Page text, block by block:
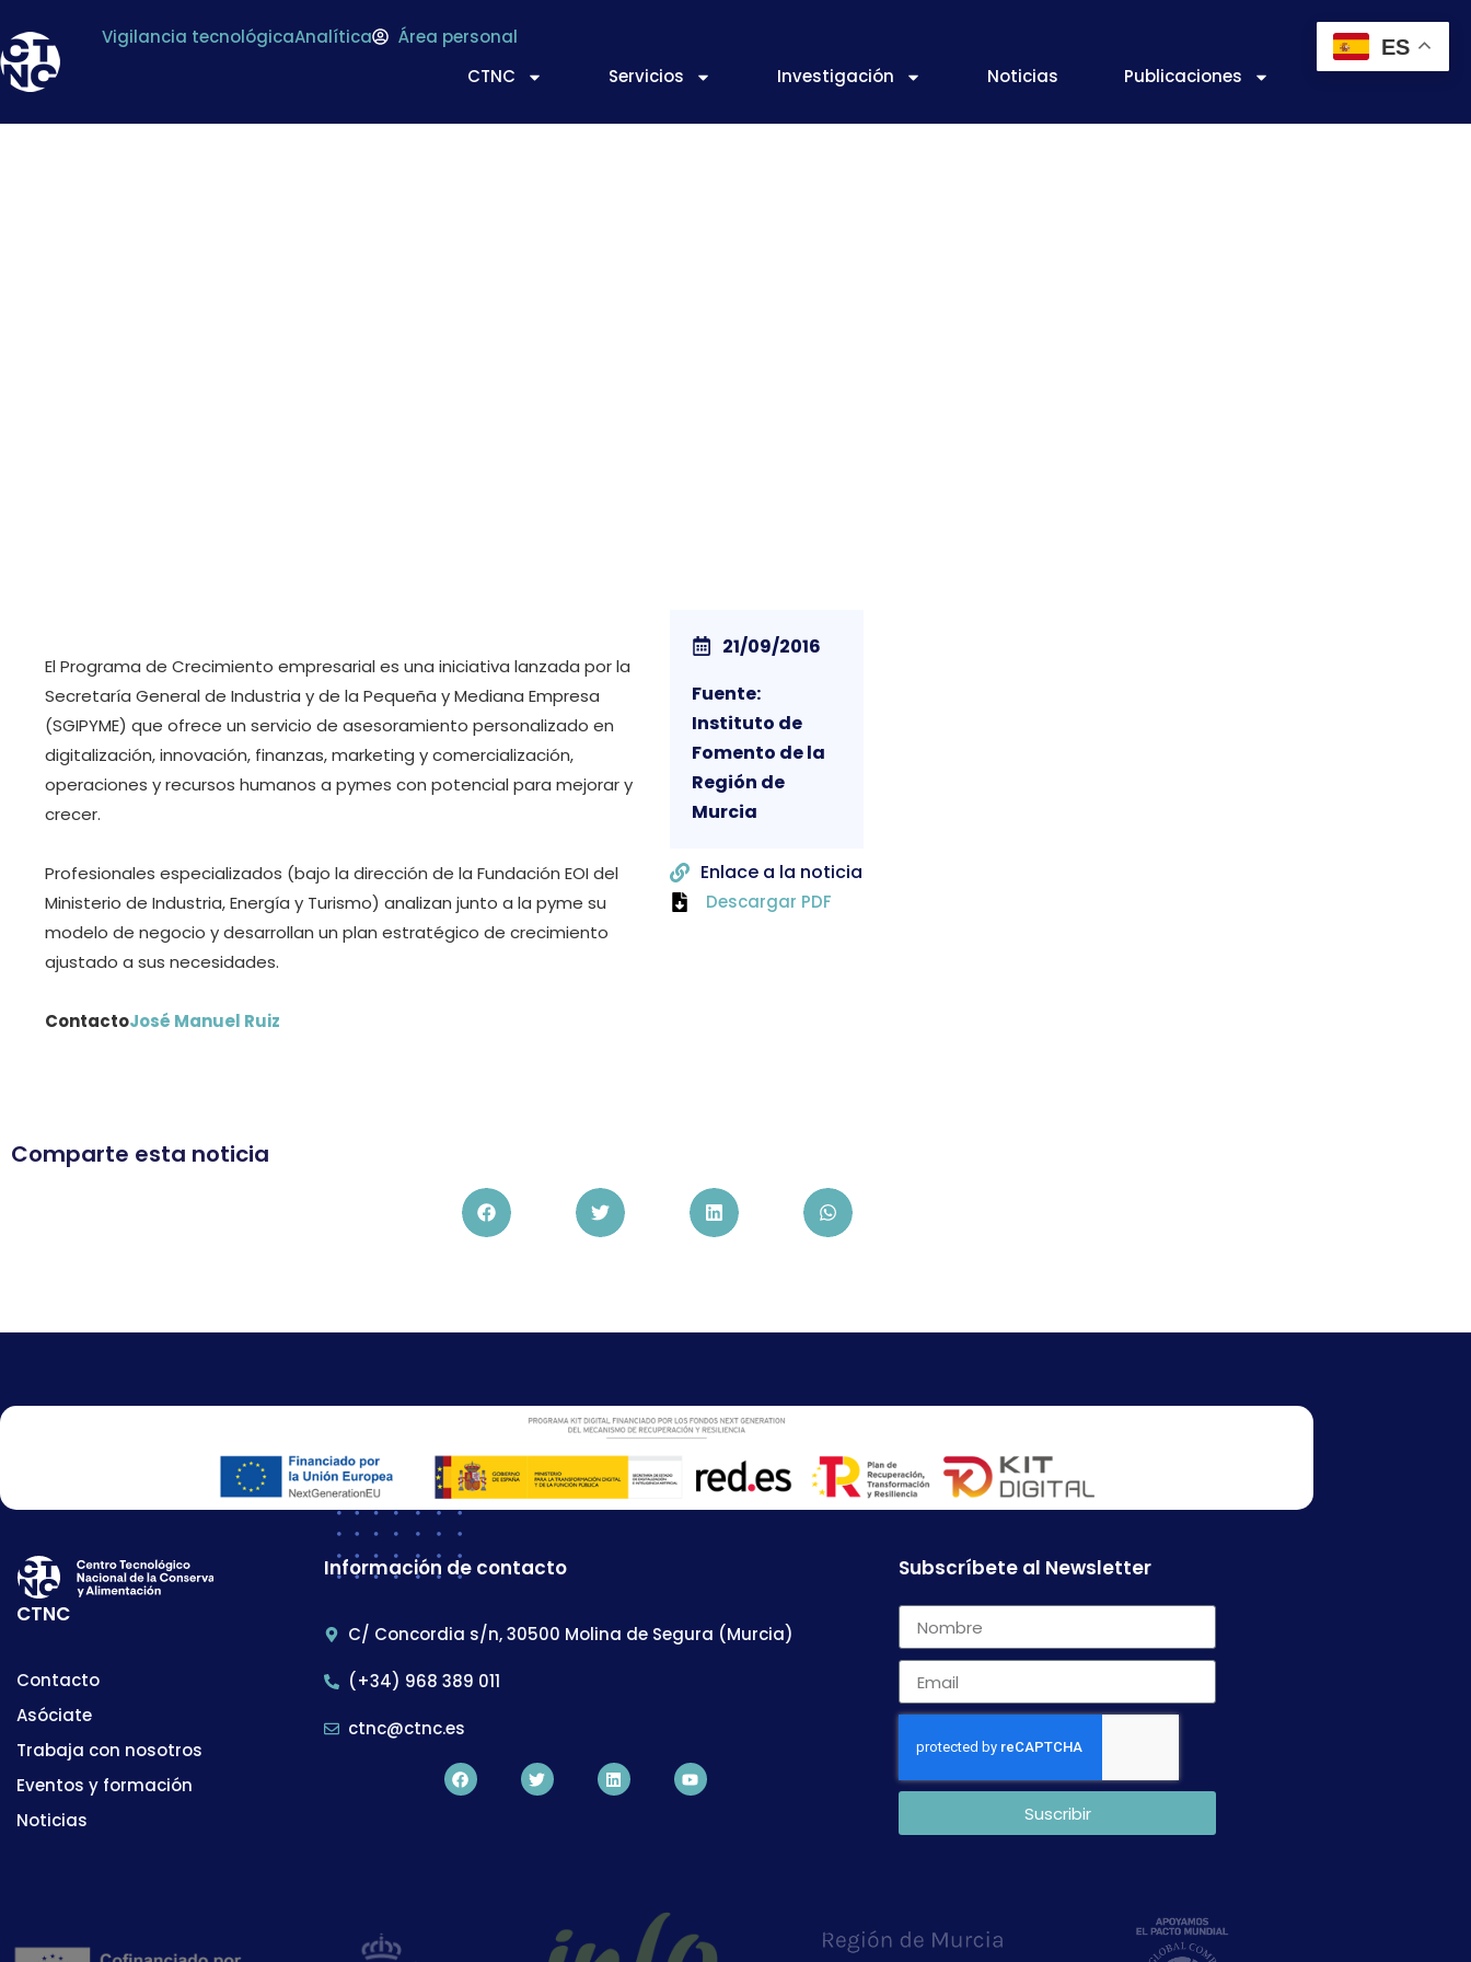
Vigilancia tecnológicaAnalítica
Área personal
CTNC
Servicios Investigación Noticias Publicaciones
El Programa de Crecimiento empresarial es una iniciativa lanzada por la
Secretaría General de Industria y de la Pequeña y Mediana Empresa
(SGIPYME) que ofrece un servicio de asesoramiento personalizado en
digitalización, innovación, finanzas, marketing y comercialización,
operaciones y recursos humanos a pymes con potencial para mejorar y
crecer.
Profesionales especializados (bajo la dirección de la Fundación EOI del
Ministerio de Industria, Energía y Turismo) analizan junto a la pyme su
modelo de negocio y desarrollan un plan estratégico de crecimiento
ajustado a sus necesidades.
ContactoJosé Manuel Ruiz
21/09/2016
Fuente:
Instituto de
Fomento de la
Región de
Murcia
Enlace a la noticia
Descargar PDF
Comparte esta noticia
CTNC
Contacto
Asóciate
Trabaja con nosotros
Eventos y formación
Noticias
Información de contacto
C/ Concordia s/n, 30500 Molina de Segura (Murcia)
(+34) 968 389 011
ctnc@ctnc.es
Subscríbete al Newsletter
Suscribir
ES